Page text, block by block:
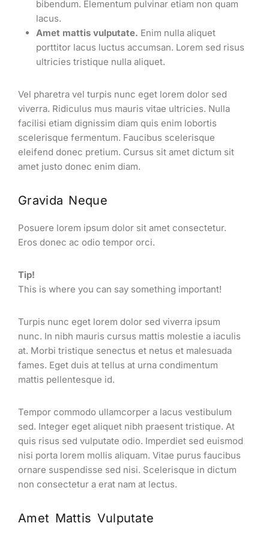
bibendum. Elementum pulvinar etiam non quam
lacus.
Amet mattis vulputate. Enim nulla aliquet
porttitor lacus luctus accumsan. Lorem sed risus
ultricies tristique nulla aliquet.
Vel pharetra vel turpis nunc eget lorem dolor sed
viverra. Ridiculus mus mauris vitae ultricies. Nulla
facilisi etiam dignissim diam quis enim lobortis
scelerisque fermentum. Faucibus scelerisque
eleifend donec pretium. Cursus sit amet dictum sit
amet justo donec enim diam.
Gravida Neque
Posuere lorem ipsum dolor sit amet consectetur.
Eros donec ac odio tempor orci.
Tip!
This is where you can say something important!
Turpis nunc eget lorem dolor sed viverra ipsum
nunc. In nibh mauris cursus mattis molestie a iaculis
at. Morbi tristique senectus et netus et malesuada
fames. Eget duis at tellus at urna condimentum
mattis pellentesque id.
Tempor commodo ullamcorper a lacus vestibulum
sed. Integer eget aliquet nibh praesent tristique. At
quis risus sed vulputate odio. Imperdiet sed euismod
nisi porta lorem mollis aliquam. Vitae purus faucibus
ornare suspendisse sed nisi. Scelerisque in dictum
non consectetur a erat nam at lectus.
Amet Mattis Vulputate